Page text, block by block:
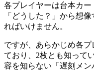
各プレイヤーは台本カー
「どうした？」から想
ればいけません。
ですが、あらかじめ各
ており、2枚とも知って
容を知らない「遅刻メン